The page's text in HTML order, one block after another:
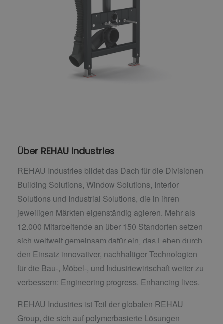
Über REHAU Industries
REHAU Industries bildet das Dach für die Divisionen
Building Solutions, Window Solutions, Interior
Solutions und Industrial Solutions, die in ihren
jeweiligen Märkten eigenständig agieren. Mehr als
12.000 Mitarbeitende an über 150 Standorten setzen
sich weltweit gemeinsam dafür ein, das Leben durch
den Einsatz innovativer, nachhaltiger Technologien
für die Bau-, Möbel-, und Industriewirtschaft weiter zu
verbessern: Engineering progress. Enhancing lives.
REHAU Industries ist Teil der globalen REHAU
Group, die sich auf polymerbasierte Lösungen